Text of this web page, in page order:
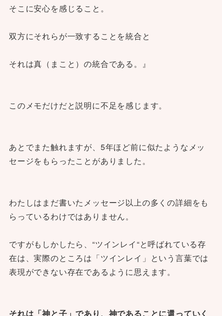
そこに安心を感じること。
双方にそれらが一致することを統合と
それは真（まこと）の統合である。』
このメモだけだと説明に不足を感じます。
あとでまた触れますが、5年ほど前に似たようなメッ
セージをもらったことがありました。
わたしはまだ書いたメッセージ以上の多くの詳細をも
らっているわけではありません。
ですがもしかしたら、“ツインレイ“と呼ばれている存
在は、実際のところは「ツインレイ」という言葉では
表現ができない存在であるように思えます。
それは「神と子」であり、神であることに還っていく